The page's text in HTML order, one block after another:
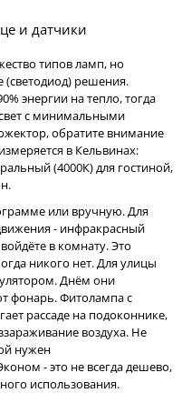
и датчики
типов ламп, но
(светодиод) решения.
энергии на тепло, тогда
свет с минимальными
обратите внимание
в Кельвинах:
(4000К) для гостиной,
или вручную. Для
- инфракрасный
в комнату. Это
никого нет. Для улицы
Днём они
фонарь. Фитолампа с
рассаде на подоконнике,
воздуха. Не
нужен
- это не всегда дешево,
использования.